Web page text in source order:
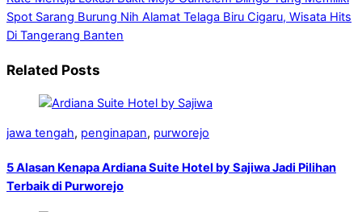
Spot Sarang Burung Nih Alamat Telaga Biru Cigaru, Wisata Hits
Di Tangerang Banten
Related Posts
jawa tengah, penginapan, purworejo
5 Alasan Kenapa Ardiana Suite Hotel by Sajiwa Jadi Pilihan
Terbaik di Purworejo